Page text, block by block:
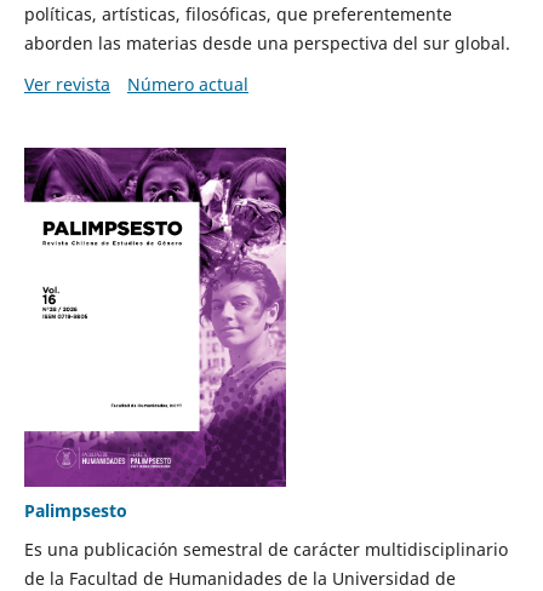
políticas, artísticas, filosóficas, que preferentemente
aborden las materias desde una perspectiva del sur global.
Ver revista
Número actual
Palimpsesto
Es una publicación semestral de carácter multidisciplinario
de la Facultad de Humanidades de la Universidad de